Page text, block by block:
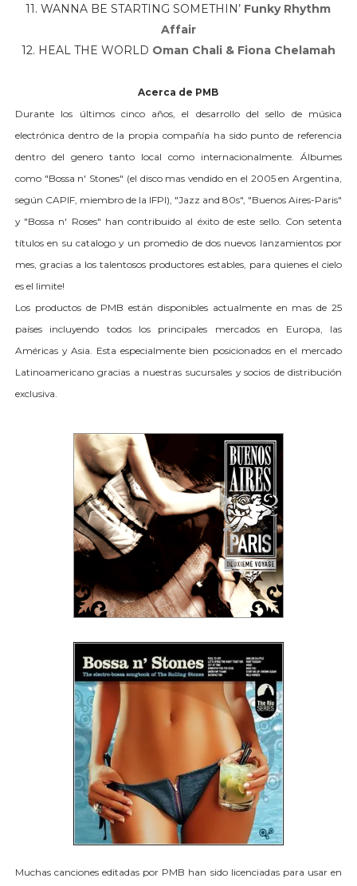
11. WANNA BE STARTING SOMETHIN’ Funky Rhythm
Affair
12. HEAL THE WORLD Oman Chali & Fiona Chelamah
Acerca de PMB
Durante los últimos cinco años, el desarrollo del sello de música
electrónica dentro de la propia compañía ha sido punto de referencia
dentro del genero tanto local como internacionalmente. Álbumes
como "Bossa n' Stones" (el disco mas vendido en el 2005 en Argentina,
según CAPIF, miembro de la IFPI), "Jazz and 80s", "Buenos Aires-Paris"
y "Bossa n' Roses" han contribuido al éxito de este sello. Con setenta
títulos en su catalogo y un promedio de dos nuevos lanzamientos por
mes, gracias a los talentosos productores estables, para quienes el cielo
es el limite!
Los productos de PMB están disponibles actualmente en mas de 25
países incluyendo todos los principales mercados en Europa, las
Américas y Asia. Esta especialmente bien posicionados en el mercado
Latinoamericano gracias a nuestras sucursales y socios de distribución
exclusiva.
Muchas canciones editadas por PMB han sido licenciadas para usar en